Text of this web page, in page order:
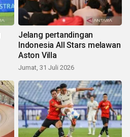
Jelang pertandingan
Indonesia All Stars melawan
Aston Villa
Jumat, 31 Juli 2026